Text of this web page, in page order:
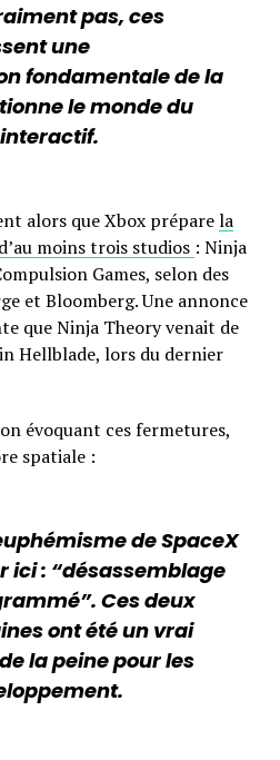
pas, ces
une
fondamentale de la
le monde du
alors que Xbox préparela
moins trois studios : Ninja
Games, selon des
et Bloomberg. Une annonce
que Ninja Theory venait de
Hellblade, lors du dernier
évoquant ces fermetures,
spatiale :
de SpaceX
ici : “désassemblage
Ces deux
ont été un vrai
la peine pour les